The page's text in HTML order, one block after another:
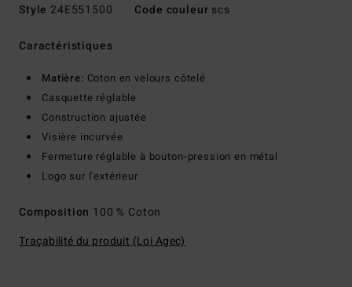
Style 24E551500 Code couleur scs
Caractéristiques
Matière: Coton en velours côtelé
Casquette réglable
Construction ajustée
Visière incurvée
Fermeture réglable à bouton-pression en métal
Logo sur l'extérieur
Composition 100 % Coton
Traçabilité du produit (Loi Agec)